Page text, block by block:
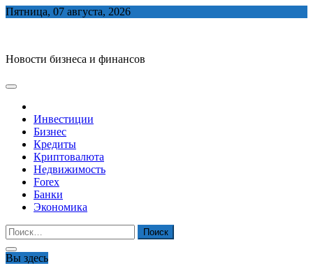
Skip
Пятница, 07 августа, 2026
Новости бизнеса и финансов
Инвестиции
Бизнес
Кредиты
Криптовалюта
Недвижимость
Forex
Банки
Экономика
Найти:
Вы здесь